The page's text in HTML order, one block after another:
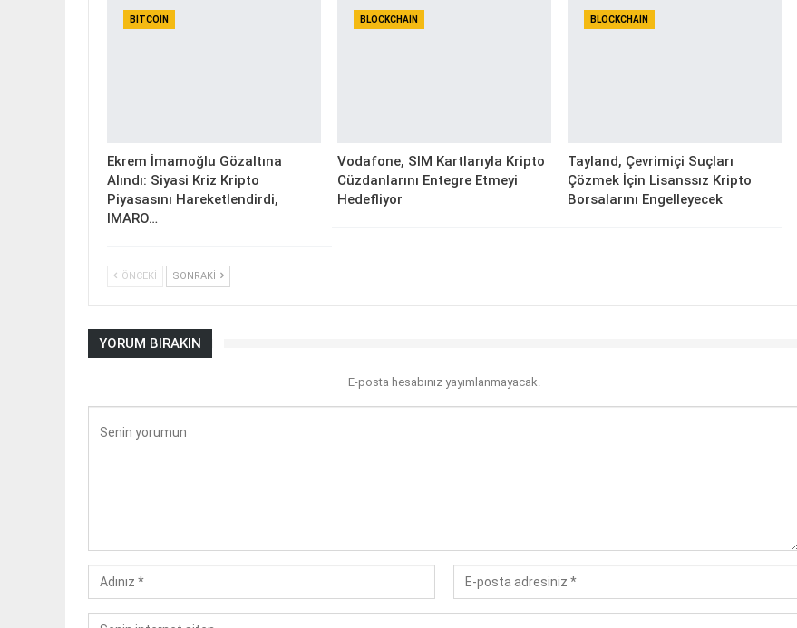
BITCOIN
Ekrem İmamoğlu Gözaltına
Alındı: Siyasi Kriz Kripto
Piyasasını Hareketlendirdi,
IMARO…
BLOCKCHAIN
Vodafone, SIM Kartlarıyla Kripto
Cüzdanlarını Entegre Etmeyi
Hedefliyor
BLOCKCHAIN
Tayland, Çevrimiçi Suçları
Çözmek İçin Lisanssız Kripto
Borsalarını Engelleyecek
ÖNCEKI SONRAKI
YORUM BIRAKIN
E-posta hesabınız yayımlanmayacak.